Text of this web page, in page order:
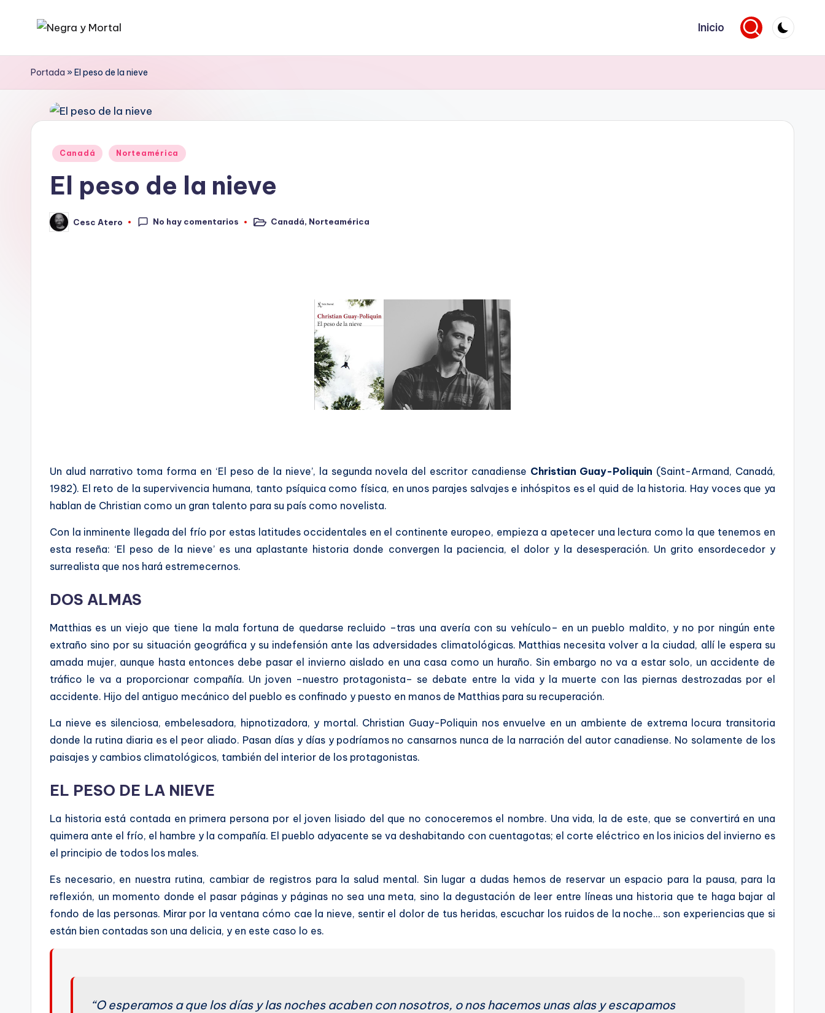
contenido
N
e
r
literaria
la
Negra
mucho
Inicio
Portada »El peso de la nieve
Publicado
Canadá Norteamérica
El peso de la nieve
Publicado
por
Cesc Atero No hay comentarios
Publicado
Canadá, Norteamérica
Un alud narrativo toma forma en ‘El peso de la nieve’, la segunda novela del escritor canadiense Christian Guay-Poliquin (Saint-Armand, Canadá,
1982). El reto de la supervivencia humana, tanto psíquica como física, en unos parajes salvajes e inhóspitos es el quid de la historia. Hay voces que ya
hablan de Christian como un gran talento para su país como novelista.
Con la inminente llegada del frío por estas latitudes occidentales en el continente europeo, empieza a apetecer una lectura como la que tenemos en
esta reseña: ‘El peso de la nieve’ es una aplastante historia donde convergen la paciencia, el dolor y la desesperación. Un grito ensordecedor y
surrealista que nos hará estremecernos.
DOS ALMAS
Matthias es un viejo que tiene la mala fortuna de quedarse recluido –tras una avería con su vehículo– en un pueblo maldito, y no por ningún ente
extraño sino por su situación geográfica y su indefensión ante las adversidades climatológicas. Matthias necesita volver a la ciudad, allí le espera su
amada mujer, aunque hasta entonces debe pasar el invierno aislado en una casa como un huraño. Sin embargo no va a estar solo, un accidente de
tráfico le va a proporcionar compañía. Un joven –nuestro protagonista– se debate entre la vida y la muerte con las piernas destrozadas por el
accidente. Hijo del antiguo mecánico del pueblo es confinado y puesto en manos de Matthias para su recuperación.
La nieve es silenciosa, embelesadora, hipnotizadora, y mortal. Christian Guay-Poliquin nos envuelve en un ambiente de extrema locura transitoria
donde la rutina diaria es el peor aliado. Pasan días y días y podríamos no cansarnos nunca de la narración del autor canadiense. No solamente de los
paisajes y cambios climatológicos, también del interior de los protagonistas.
EL PESO DE LA NIEVE
La historia está contada en primera persona por el joven lisiado del que no conoceremos el nombre. Una vida, la de este, que se convertirá en una
quimera ante el frío, el hambre y la compañía. El pueblo adyacente se va deshabitando con cuentagotas; el corte eléctrico en los inicios del invierno es
el principio de todos los males.
Es necesario, en nuestra rutina, cambiar de registros para la salud mental. Sin lugar a dudas hemos de reservar un espacio para la pausa, para la
reflexión, un momento donde el pasar páginas y páginas no sea una meta, sino la degustación de leer entre líneas una historia que te haga bajar al
fondo de las personas. Mirar por la ventana cómo cae la nieve, sentir el dolor de tus heridas, escuchar los ruidos de la noche… son experiencias que si
están bien contadas son una delicia, y en este caso lo es.
“O esperamos a que los días y las noches acaben con nosotros, o nos hacemos unas alas y escapamos